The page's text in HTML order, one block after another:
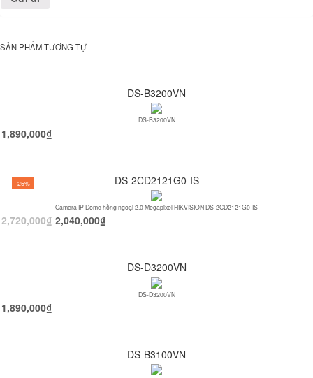
SẢN PHẨM TƯƠNG TỰ
DS-B3200VN
DS-B3200VN
1,890,000₫
-25% DS-2CD2121G0-IS
Camera IP Dome hồng ngoại 2.0 Megapixel HIKVISION DS-2CD2121G0-IS
2,720,000₫ 2,040,000₫
DS-D3200VN
DS-D3200VN
1,890,000₫
DS-B3100VN